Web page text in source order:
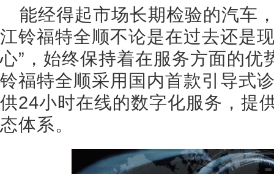
能经得起市场长期检验的汽车
江铃福特全顺不论是在过去还是
心”，始终保持着在服务方面的优
铃福特全顺采用国内首款引导式
供24小时在线的数字化服务，提
态体系。